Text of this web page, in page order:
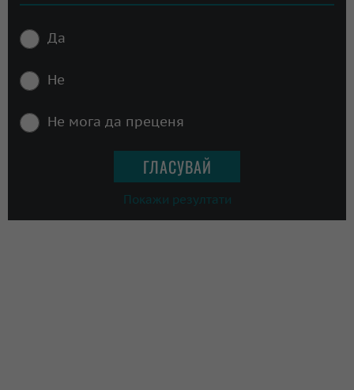
Да
Не
Не мога да преценя
Покажи резултати